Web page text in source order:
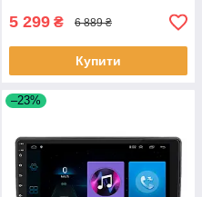
5 299 ₴ 6 889 ₴
Купити
–23%